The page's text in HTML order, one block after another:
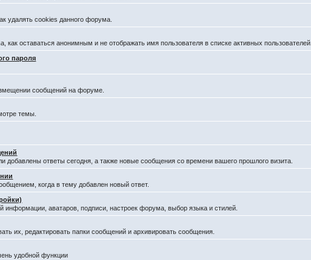
удалять cookies данного форума.
как оставаться анонимным и не отображать имя пользователя в списке активных пользователей.
пароля
сообщений на форуме.
темы.
добавлены ответы сегодня, а также новые сообщения со времени вашего прошлого визита.
когда в тему добавлен новый ответ.
информации, аватаров, подписи, настроек форума, выбор языка и стилей.
их, редактировать папки сообщений и архивировать сообщения.
удобной функции